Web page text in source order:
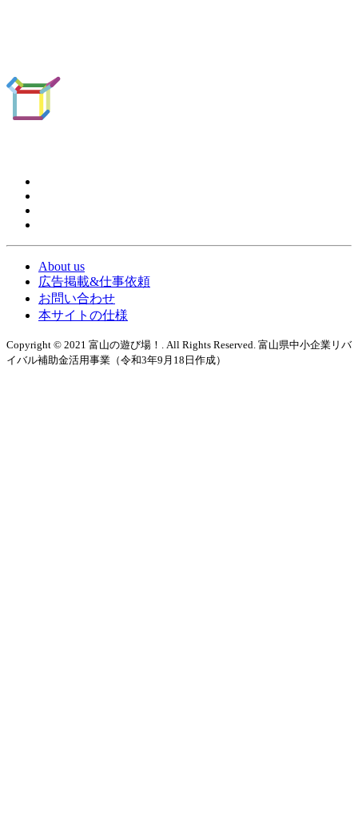
About us
広告掲載&仕事依頼
お問い合わせ
本サイトの仕様
Copyright © 2021 富山の遊び場！. All Rights Reserved. 富山県中小企業リバ
イバル補助金活用事業（令和3年9月18日作成）